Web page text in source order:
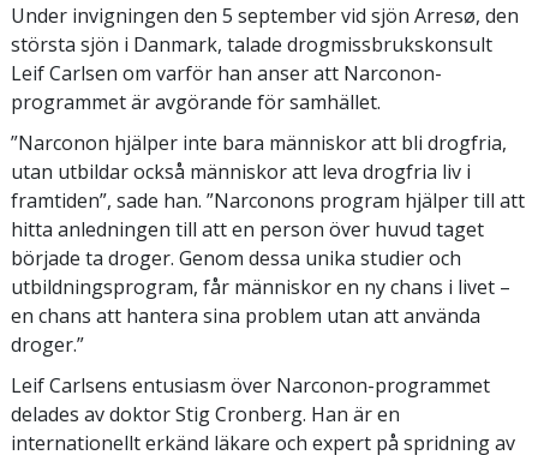
Under invigningen den 5 september vid sjön Arresø, den
största sjön i Danmark, talade drogmissbrukskonsult
Leif Carlsen om varför han anser att Narconon-
programmet är avgörande för samhället.
”Narconon hjälper inte bara människor att bli drogfria,
utan utbildar också människor att leva drogfria liv i
framtiden”, sade han. ”Narconons program hjälper till att
hitta anledningen till att en person över huvud taget
började ta droger. Genom dessa unika studier och
utbildningsprogram, får människor en ny chans i livet –
en chans att hantera sina problem utan att använda
droger.”
Leif Carlsens entusiasm över Narconon-programmet
delades av doktor Stig Cronberg. Han är en
internationellt erkänd läkare och expert på spridning av